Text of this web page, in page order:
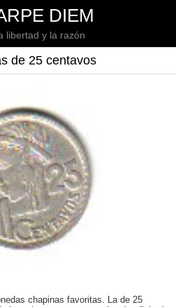
DIEM
libertad y la razón
de 25 centavos
chapinas favoritas. La de 25